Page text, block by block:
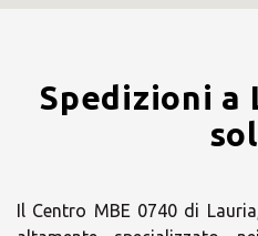
Spedizioni a
Il Centro MBE 0740 di